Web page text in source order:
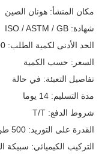
مكان المنشأ: هونان الصين
شهادة: ISO / ASTM / GB
الحد الأدنى لكمية الطلب: 100 كجم
السعر: حسب الكمية
تفاصيل التعبئة: في حالة
مدة التسليم: 14 يوما
شروط الدفع: T/T
القدرة على التوريد: 500 طن شهرياً
التركيب الكيميائي: سبيكة